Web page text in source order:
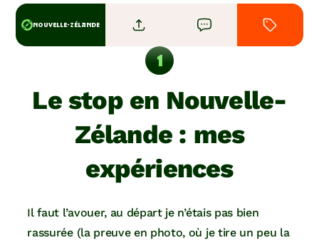
NOUVELLE-ZÉLANDE
Le stop en Nouvelle-
Zélande : mes
expériences
Il faut l’avouer, au départ je n’étais pas bien
rassurée (la preuve en photo, où je tire un peu la